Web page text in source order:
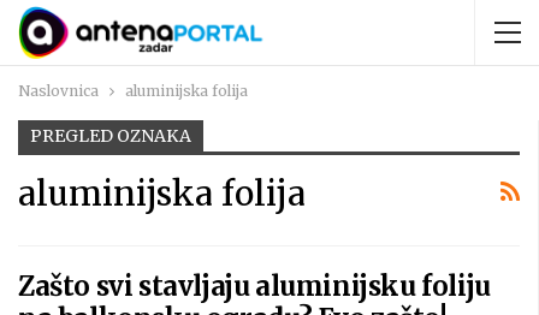
Naslovnica aluminijska folija
PREGLED OZNAKA
aluminijska folija
Zašto svi stavljaju aluminijsku foliju